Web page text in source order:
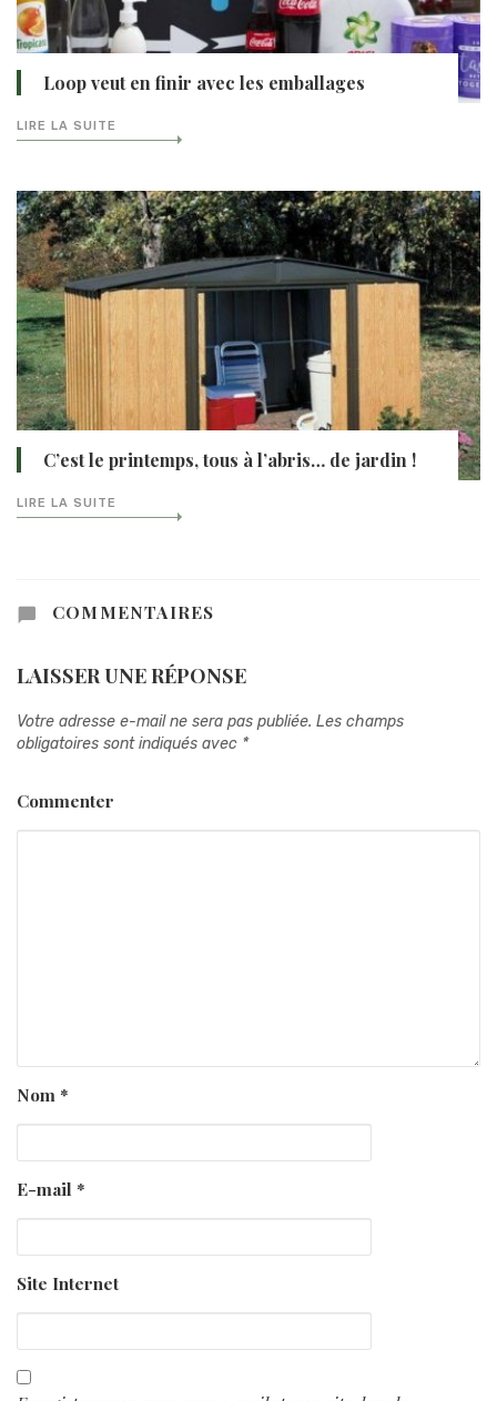
Loop veut en finir avec les emballages
LIRE LA SUITE
C’est le printemps, tous à l’abris… de jardin !
LIRE LA SUITE
COMMENTAIRES
LAISSER UNE RÉPONSE
Votre adresse e-mail ne sera pas publiée. Les champs
obligatoires sont indiqués avec *
Commenter
Nom *
E-mail *
Site Internet